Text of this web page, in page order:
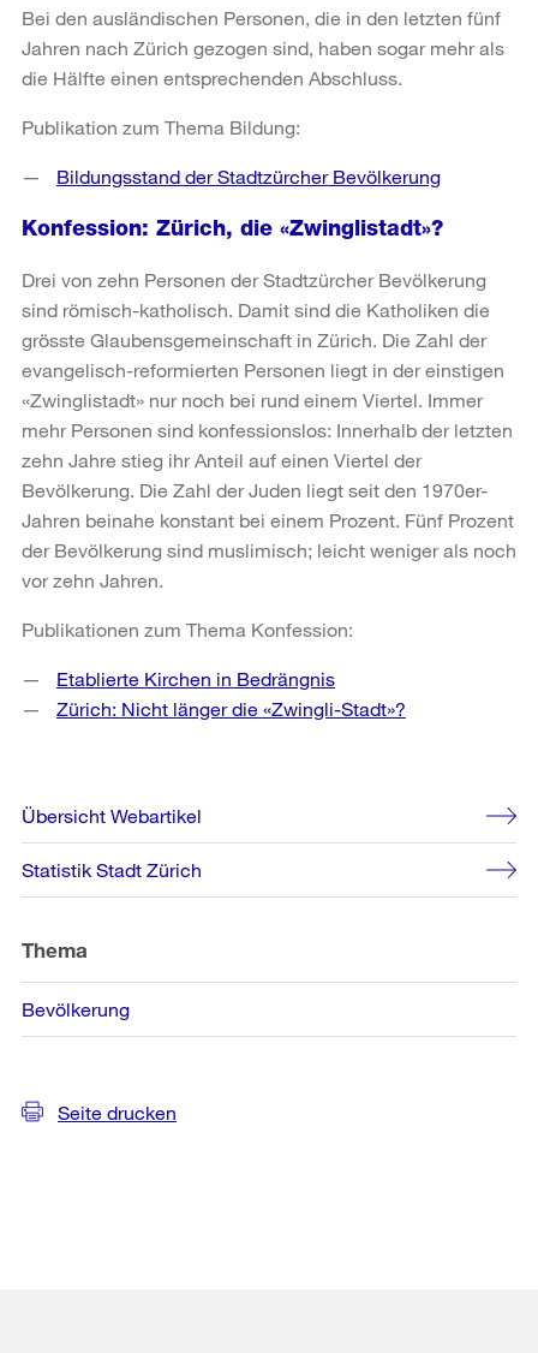
Bei den ausländischen Personen, die in den letzten fünf
Jahren nach Zürich gezogen sind, haben sogar mehr als
die Hälfte einen entsprechenden Abschluss.
Publikation zum Thema Bildung:
Bildungsstand der Stadtzürcher Bevölkerung
Konfession: Zürich, die «Zwinglistadt»?
Drei von zehn Personen der Stadtzürcher Bevölkerung
sind römisch-katholisch. Damit sind die Katholiken die
grösste Glaubensgemeinschaft in Zürich. Die Zahl der
evangelisch-reformierten Personen liegt in der einstigen
«Zwinglistadt» nur noch bei rund einem Viertel. Immer
mehr Personen sind konfessionslos: Innerhalb der letzten
zehn Jahre stieg ihr Anteil auf einen Viertel der
Bevölkerung. Die Zahl der Juden liegt seit den 1970er-
Jahren beinahe konstant bei einem Prozent. Fünf Prozent
der Bevölkerung sind muslimisch; leicht weniger als noch
vor zehn Jahren.
Publikationen zum Thema Konfession:
Etablierte Kirchen in Bedrängnis
Zürich: Nicht länger die «Zwingli-Stadt»?
Weitere
Informationen
Übersicht Webartikel
Statistik Stadt Zürich
Thema
Bevölkerung
Seite drucken